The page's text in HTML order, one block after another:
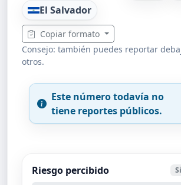
El Salvador
Copiar formato
Consejo: también puedes reportar
otros.
Este número todavía no
tiene reportes públicos.
Riesgo percibido